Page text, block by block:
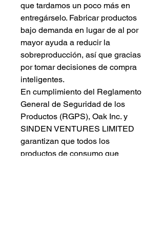
que tardamos un poco más en
entregárselo. Fabricar productos
bajo demanda en lugar de al por
mayor ayuda a reducir la
sobreproducción, así que gracias
por tomar decisiones de compra
inteligentes.
En cumplimiento del Reglamento
General de Seguridad de los
Productos (RGPS), Oak Inc. y
SINDEN VENTURES LIMITED
garantizan que todos los
productos de consumo que